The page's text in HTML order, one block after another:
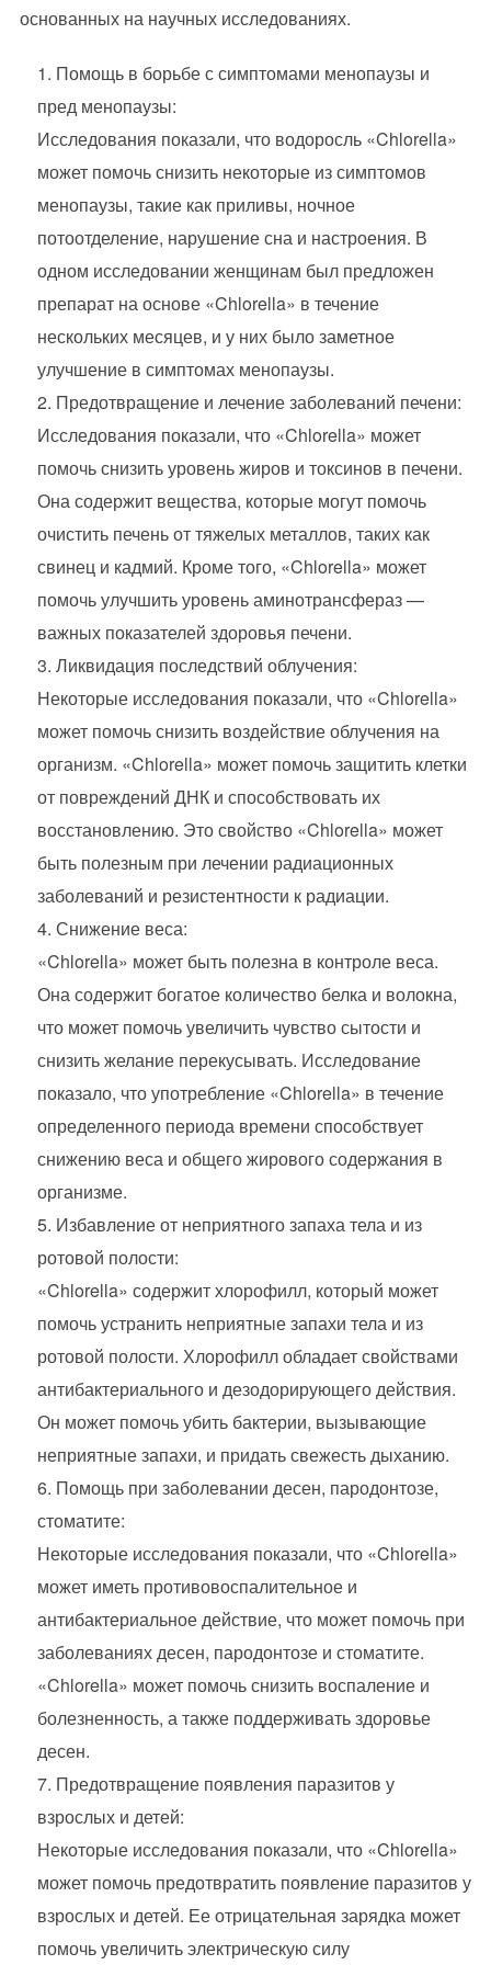
основанных на научных исследованиях.
Помощь в борьбе с симптомами менопаузы и
пред менопаузы:
Исследования показали, что водоросль «Chlorella»
может помочь снизить некоторые из симптомов
менопаузы, такие как приливы, ночное
потоотделение, нарушение сна и настроения. В
одном исследовании женщинам был предложен
препарат на основе «Chlorella» в течение
нескольких месяцев, и у них было заметное
улучшение в симптомах менопаузы.
Предотвращение и лечение заболеваний печени:
Исследования показали, что «Chlorella» может
помочь снизить уровень жиров и токсинов в печени.
Она содержит вещества, которые могут помочь
очистить печень от тяжелых металлов, таких как
свинец и кадмий. Кроме того, «Chlorella» может
помочь улучшить уровень аминотрансфераз —
важных показателей здоровья печени.
Ликвидация последствий облучения:
Некоторые исследования показали, что «Chlorella»
может помочь снизить воздействие облучения на
организм. «Chlorella» может помочь защитить клетки
от повреждений ДНК и способствовать их
восстановлению. Это свойство «Chlorella» может
быть полезным при лечении радиационных
заболеваний и резистентности к радиации.
Снижение веса:
«Chlorella» может быть полезна в контроле веса.
Она содержит богатое количество белка и волокна,
что может помочь увеличить чувство сытости и
снизить желание перекусывать. Исследование
показало, что употребление «Chlorella» в течение
определенного периода времени способствует
снижению веса и общего жирового содержания в
организме.
Избавление от неприятного запаха тела и из
ротовой полости:
«Chlorella» содержит хлорофилл, который может
помочь устранить неприятные запахи тела и из
ротовой полости. Хлорофилл обладает свойствами
антибактериального и дезодорирующего действия.
Он может помочь убить бактерии, вызывающие
неприятные запахи, и придать свежесть дыханию.
Помощь при заболевании десен, пародонтозе,
стоматите:
Некоторые исследования показали, что «Chlorella»
может иметь противовоспалительное и
антибактериальное действие, что может помочь при
заболеваниях десен, пародонтозе и стоматите.
«Chlorella» может помочь снизить воспаление и
болезненность, а также поддерживать здоровье
десен.
Предотвращение появления паразитов у
взрослых и детей:
Некоторые исследования показали, что «Chlorella»
может помочь предотвратить появление паразитов у
взрослых и детей. Ее отрицательная зарядка может
помочь увеличить электрическую силу